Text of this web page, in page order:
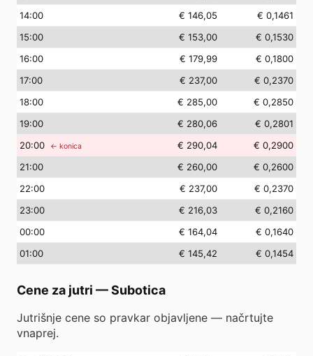
14:00 € 146,05
€ 0,1461
15:00 € 153,00
€ 0,1530
16:00 € 179,99
€ 0,1800
17:00 € 237,00
€ 0,2370
18:00 € 285,00
€ 0,2850
19:00 € 280,06
€ 0,2801
20:00 ← konica € 290,04
€ 0,2900
21:00 € 260,00
€ 0,2600
22:00 € 237,00
€ 0,2370
23:00 € 216,03
€ 0,2160
00:00 € 164,04
€ 0,1640
01:00 € 145,42 € 0,1454
Cene za jutri —Subotica
Jutrišnje cene so pravkar objavljene — načrtujte
vnaprej.